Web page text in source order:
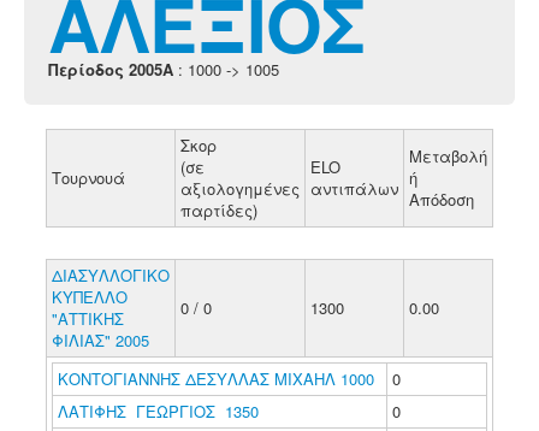
chesstu.be @ discord
LoginΑΛΕΞΙΟΣ
Περίοδος 2005A : 1000 -> 1005
Τουρνουά
Σκορ
(σε
αξιολογημένες
παρτίδες)
ELO
αντιπάλων
Μεταβολή
ή
Απόδοση
ΔΙΑΣΥΛΛΟΓΙΚΟ
ΚΥΠΕΛΛΟ
"ΑΤΤΙΚΗΣ
ΦΙΛΙΑΣ" 2005
0 / 0 1300 0.00
ΚΟΝΤΟΓΙΑΝΝΗΣ ΔΕΣΥΛΛΑΣ ΜΙΧΑΗΛ 1000
0
ΛΑΤΙΦΗΣ ΓΕΩΡΓΙΟΣ 1350
0